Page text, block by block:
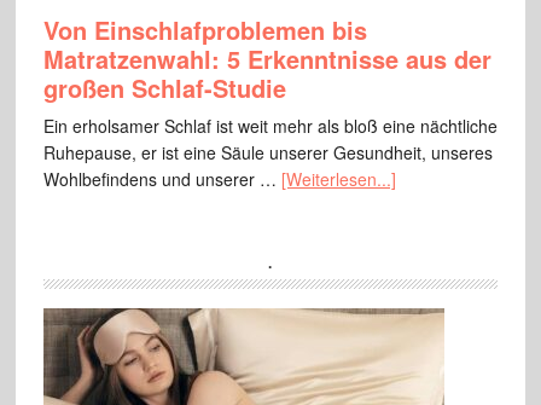
Von Einschlafproblemen bis
Matratzenwahl: 5 Erkenntnisse aus der
großen Schlaf-Studie
Ein erholsamer Schlaf ist weit mehr als bloß eine nächtliche
Ruhepause, er ist eine Säule unserer Gesundheit, unseres
Wohlbefindens und unserer … [Weiterlesen...]
.